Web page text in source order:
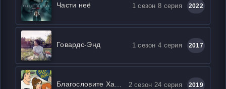
Части неё 1 сезон 8 серия 2022
Говардс-Энд 1 сезон 4 серия 2017
2 сезон 24 серия 2019